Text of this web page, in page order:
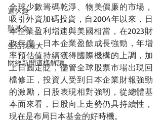
退休趣
聽基金
生活我最大
財經新聞這樣解讀
全球少數籌碼乾淨、物美價廉的市場，
吸引外資加碼投資，自2004年以來，日
本企業盈利增速與美國相當，在2023財
政年度，日本企業盈餘成長強勁，年增
率預估值持續獲得國際機構的上調，加
上日圓走貶，儘管全球股票市場出現回
檔修正，投資人受到日本企業財報強勁
的激勵，日股表現相對強靭，從總體基
本面來看，日股向上走勢仍具持續性，
現在是布局日本基金的好時機。